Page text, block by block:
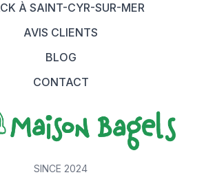
À SAINT-CYR-SUR-MER
AVIS CLIENTS
BLOG
CONTACT
SINCE 2024